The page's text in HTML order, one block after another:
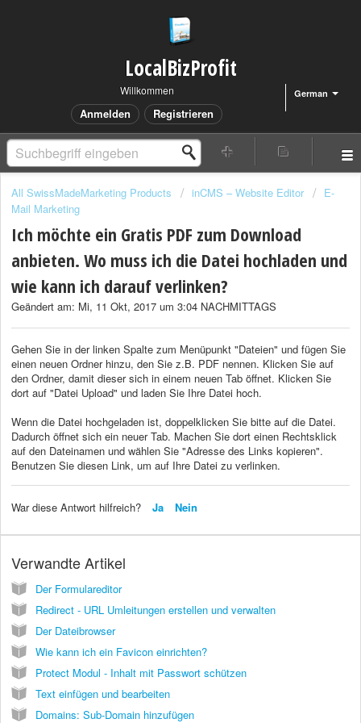
LocalBizProfit
German
Willkommen
Anmelden Registrieren
All SwissMadeMarketing Products inCMS – Website Editor
E-
Mail Marketing
Ich möchte ein Gratis PDF zum Download
anbieten. Wo muss ich die Datei hochladen und
wie kann ich darauf verlinken?
Geändert am: Mi, 11 Okt, 2017 um 3:04 NACHMITTAGS
Gehen Sie in der linken Spalte zum Menüpunkt "Dateien" und fügen Sie
einen neuen Ordner hinzu, den Sie z.B. PDF nennen. Klicken Sie auf
den Ordner, damit dieser sich in einem neuen Tab öffnet. Klicken Sie
dort auf "Datei Upload" und laden Sie Ihre Datei hoch.
Wenn die Datei hochgeladen ist, doppelklicken Sie bitte auf die Datei.
Dadurch öffnet sich ein neuer Tab. Machen Sie dort einen Rechtsklick
auf den Dateinamen und wählen Sie "Adresse des Links kopieren".
Benutzen Sie diesen Link, um auf Ihre Datei zu verlinken.
War diese Antwort hilfreich? Ja Nein
Verwandte Artikel
Der Formulareditor
Redirect - URL Umleitungen erstellen und verwalten
Der Dateibrowser
Wie kann ich ein Favicon einrichten?
Protect Modul - Inhalt mit Passwort schützen
Text einfügen und bearbeiten
Domains: Sub-Domain hinzufügen